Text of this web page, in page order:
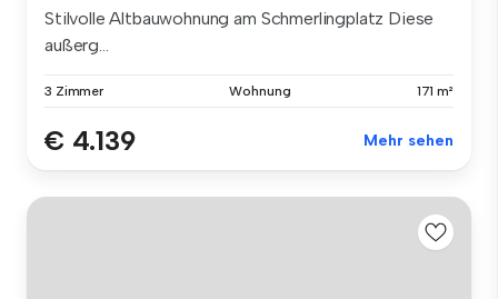
Stilvolle Altbauwohnung am Schmerlingplatz Diese
außerg...
3 Zimmer Wohnung 171 m²
€ 4.139 Mehr sehen